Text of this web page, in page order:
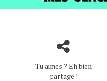
Tu aimes ? Eh bien
partage !